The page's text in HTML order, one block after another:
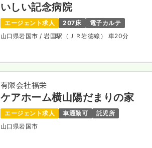
いしい記念病院
エージェント求人 207床
電子カルテ
山口県岩国市/ 岩国駅（ＪＲ岩徳線） 車20分
有限会社福栄
ケアホーム横山陽だまりの家
エージェント求人 車通勤可
託児所
山口県岩国市